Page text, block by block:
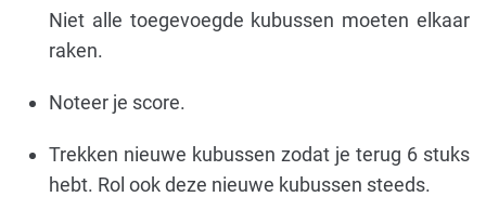
Niet alle toegevoegde kubussen moeten elkaar
raken.
Noteer je score.
Trekken nieuwe kubussen zodat je terug 6 stuks
hebt. Rol ook deze nieuwe kubussen steeds.